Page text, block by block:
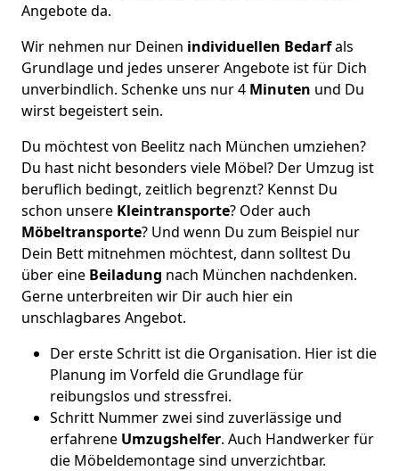
Angebote da.
Wir nehmen nur Deinen individuellen Bedarfals
Grundlage und jedes unserer Angebote ist für Dich
unverbindlich. Schenke uns nur 4 Minuten und Du
wirst begeistert sein.
Du möchtest von Beelitz nach München umziehen?
Du hast nicht besonders viele Möbel? Der Umzug ist
beruflich bedingt, zeitlich begrenzt? Kennst Du
schon unsere Kleintransporte? Oder auch
Möbeltransporte? Und wenn Du zum Beispiel nur
Dein Bett mitnehmen möchtest, dann solltest Du
über eine Beiladung nach München nachdenken.
Gerne unterbreiten wir Dir auch hier ein
unschlagbares Angebot.
Der erste Schritt ist die Organisation. Hier ist die
Planung im Vorfeld die Grundlage für
reibungslos und stressfrei.
Schritt Nummer zwei sind zuverlässige und
erfahrene Umzugshelfer. Auch Handwerker für
die Möbeldemontage sind unverzichtbar.